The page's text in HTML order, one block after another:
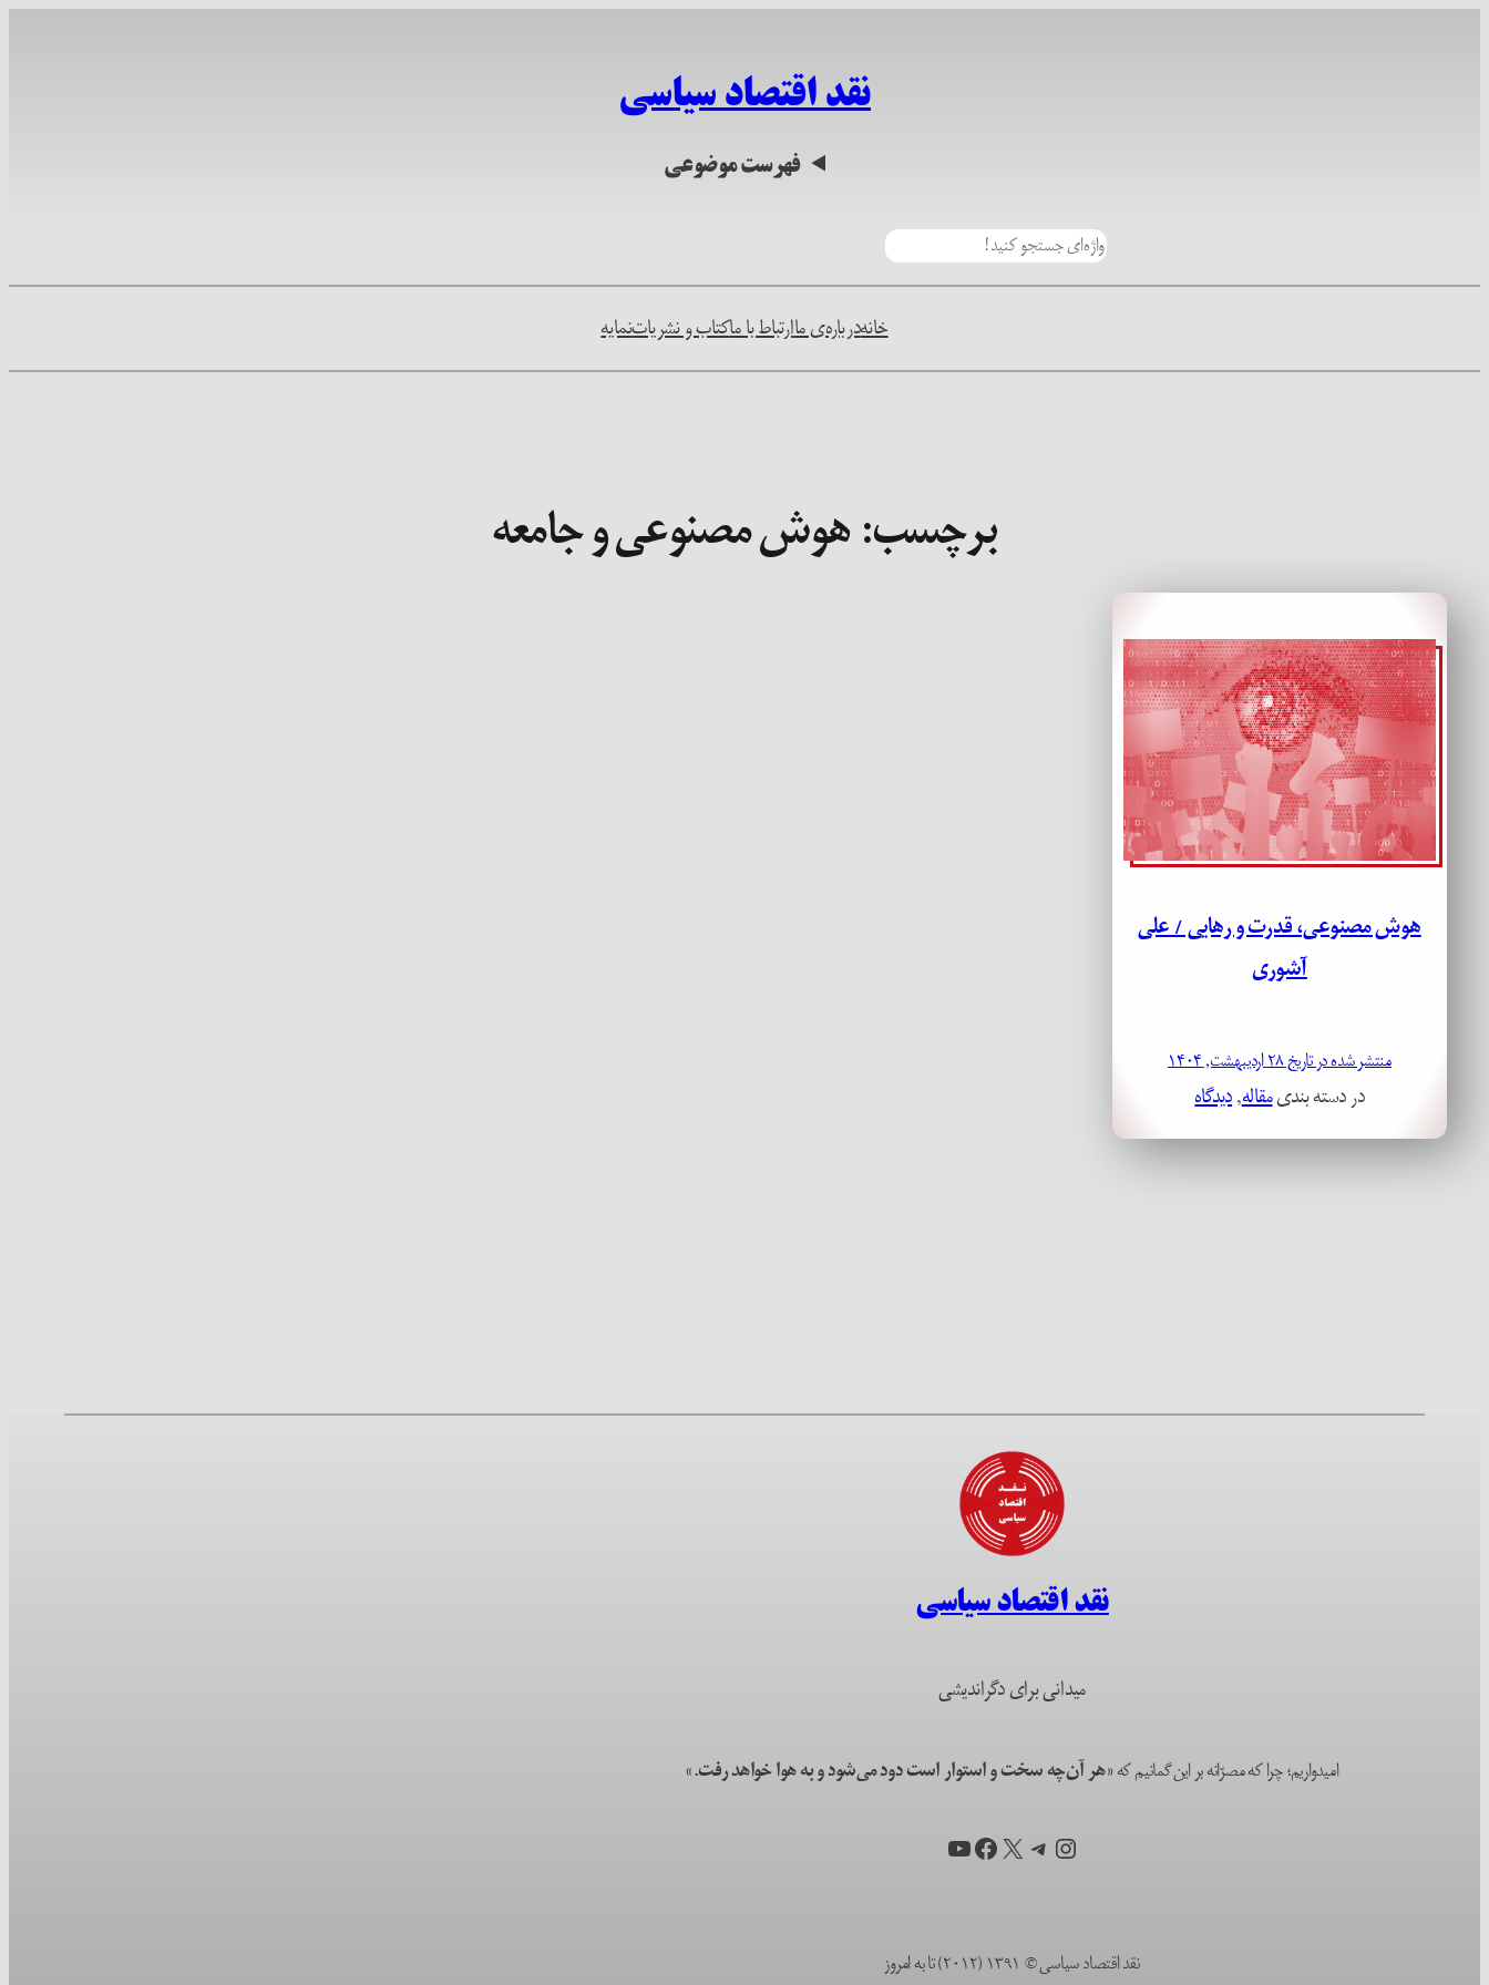
نقد اقتصاد سیاسی
فهرست موضوعی
خانهدرباره‌ی ماارتباط با ماکتاب و نشریاتنمایه
برچسب: هوش مصنوعی و جامعه
هوش مصنوعی، قدرت و رهایی / علی
آشوری
منتشر شده در تاریخ ۲۸ اردیبهشت, ۱۴۰۴
در دسته بندیمقاله, دیدگاه
نقد اقتصاد سیاسی
میدانی برای دگراندیشی
امیدواریم؛ چرا که مصرّانه بر این گمانیم که«هر آن‌چه سخت و استوار است دود می‌شود و به هوا خواهد رفت.»
اینستاگرم
تلگرام
X فیس‌بوک
یوتیوب
نقد اقتصاد سیاسی © ۱۳۹۱ (۲۰۱۲) تا به امروز